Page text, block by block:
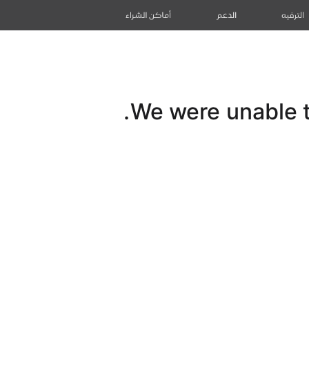
الترفيه الدعم أماكن الشراء
We were unable